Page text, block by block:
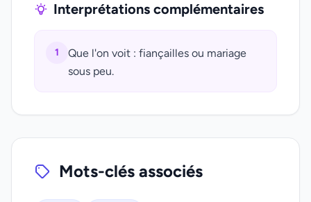
Interprétations complémentaires
1
Que l'on voit : fiançailles ou mariage
sous peu.
Mots-clés associés